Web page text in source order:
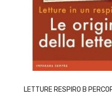
LETTURE RESPIRO B